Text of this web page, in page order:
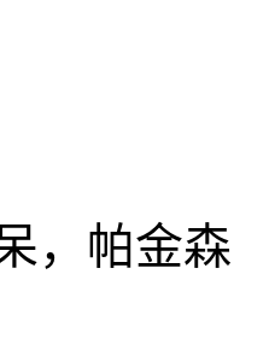
，帕金森